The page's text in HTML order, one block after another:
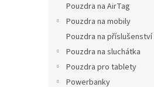
Pouzdra na AirTag
Pouzdra na mobily
Pouzdra na příslušenství
Pouzdra na sluchátka
Pouzdra pro tablety
Powerbanky